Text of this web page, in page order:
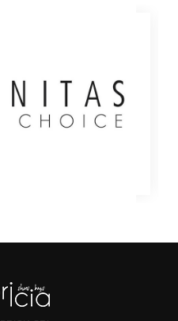
noile modele de
tale merita sa fie
comode,